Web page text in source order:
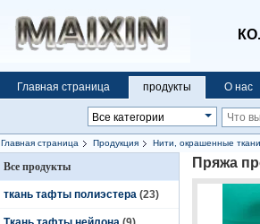
Главная страница продукты О нас
Главная страница Продукция Нити, окрашенные ткани
Все продукты
ткань тафты полиэстера (23)
Пряжа